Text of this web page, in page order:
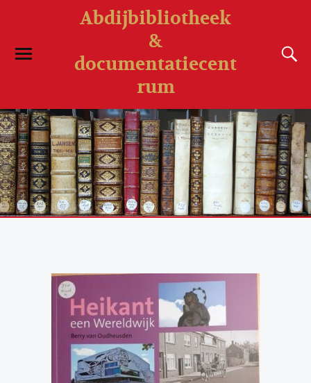
Abdijbibliotheek
&
documentatiecent
rum